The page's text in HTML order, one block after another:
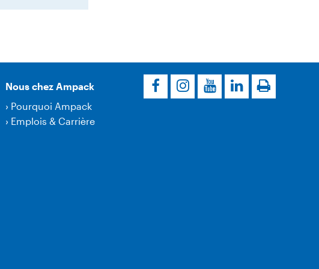
Nous chez Ampack
› Pourquoi Ampack
› Emplois & Carrière